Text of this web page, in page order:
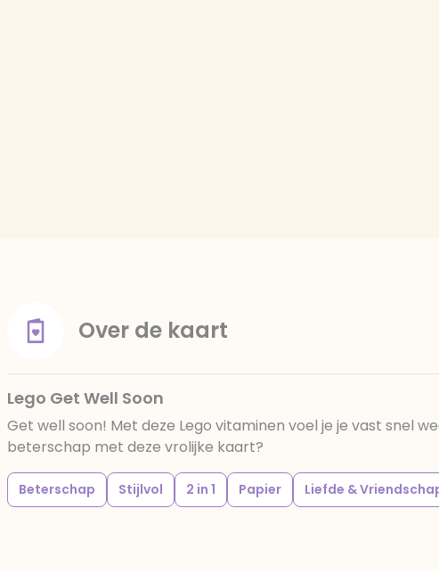
Over de kaart
Lego Get Well Soon
Get well soon! Met deze Lego vitaminen voel je je vast snel
beterschap met deze vrolijke kaart?
Beterschap Stijlvol 2 in 1 Papier Liefde &